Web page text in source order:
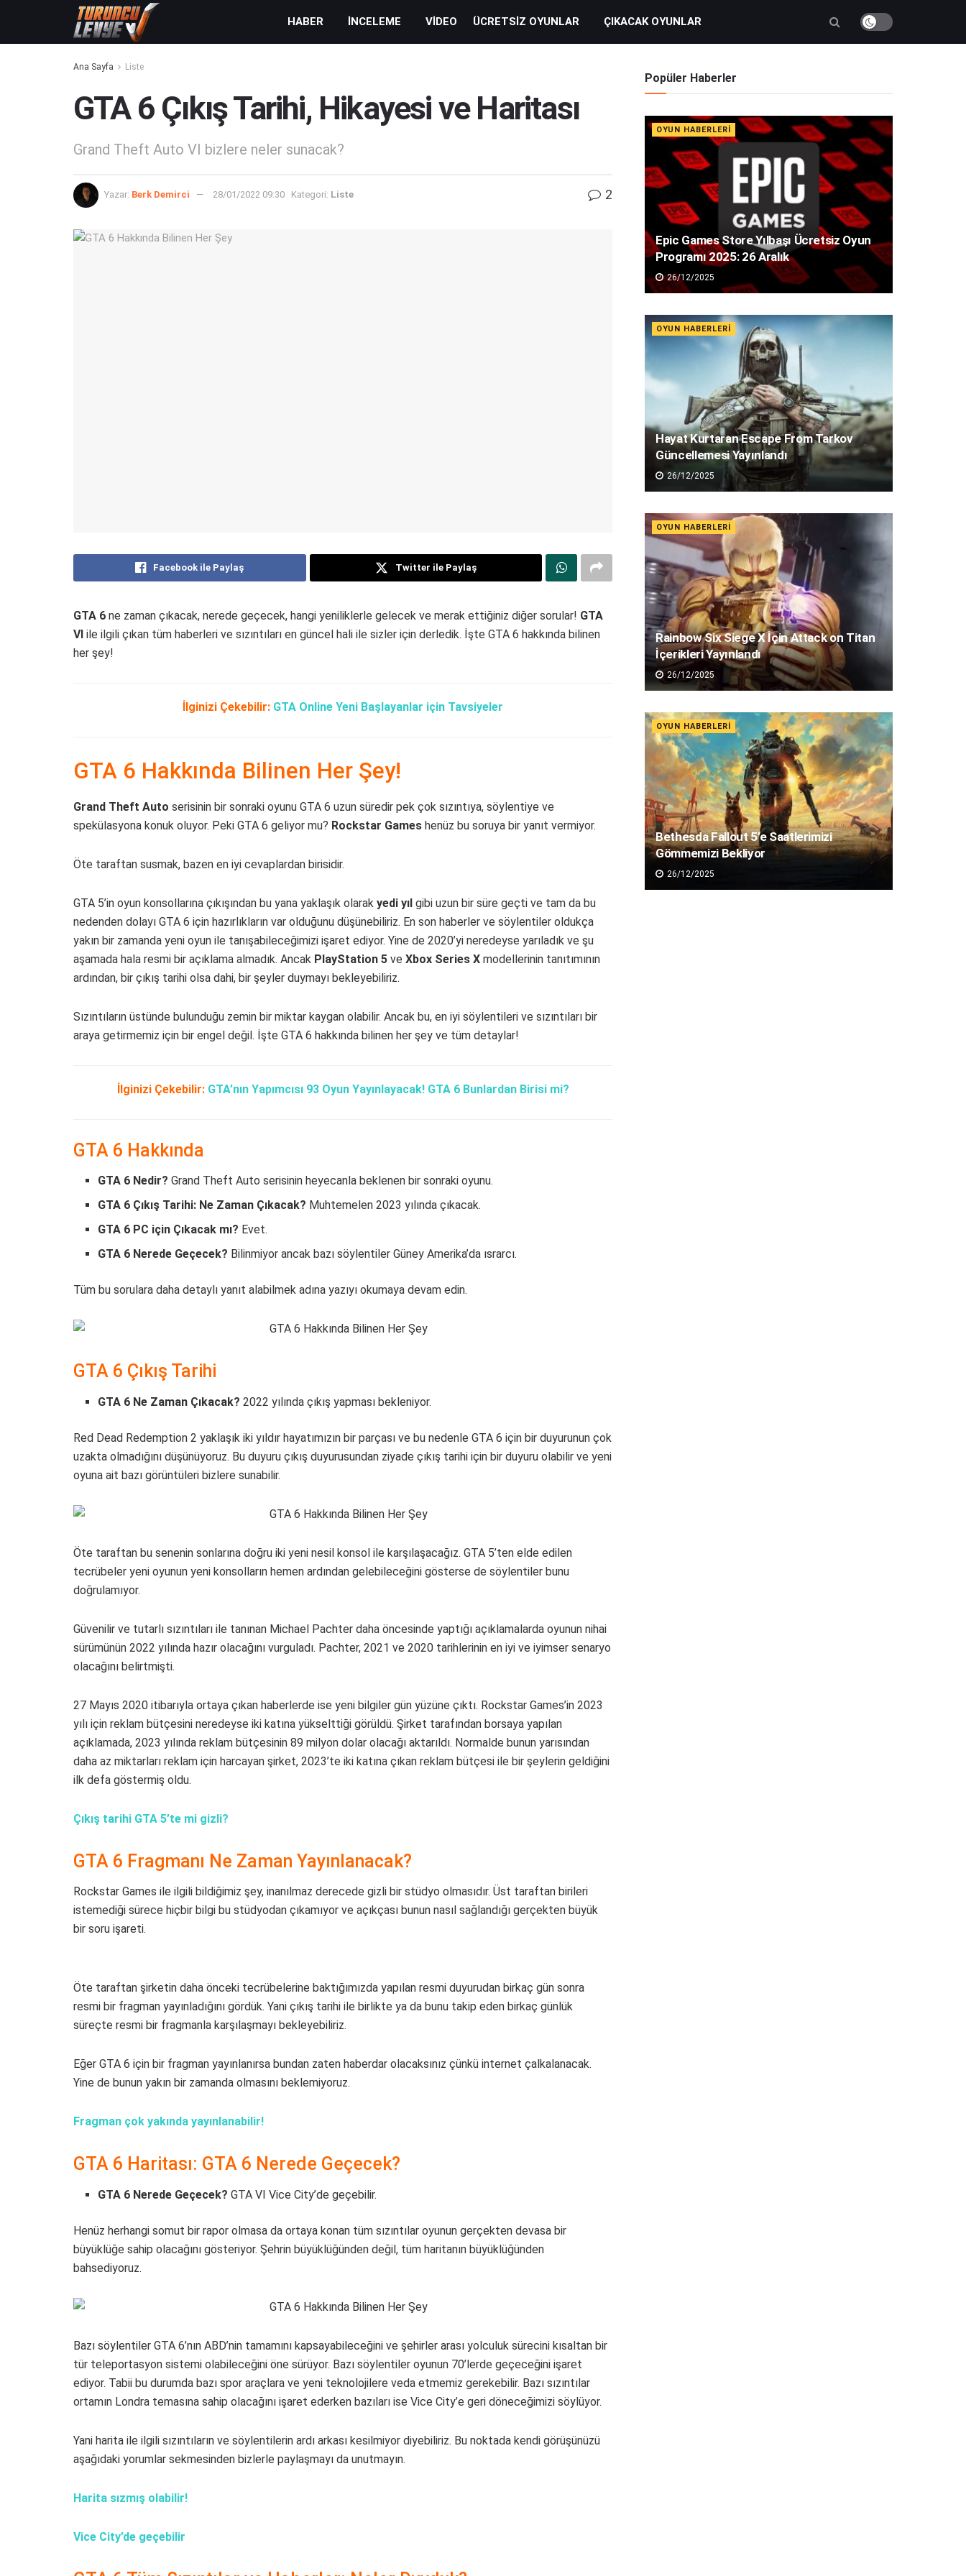
HABER İNCELEME VIDEO ÜCRETSIZ OYUNLAR ÇIKACAK OYUNLAR
Ana Sayfa Liste
GTA 6 Çıkış Tarihi, Hikayesi ve Haritası
Grand Theft Auto VI bizlere neler sunacak?
Yazar: Berk Demirci 28/01/2022 09:30 Kategori: Liste 2
Facebook ile Paylaş Twitter ile Paylaş
GTA 6 ne zaman çıkacak, nerede geçecek, hangi yeniliklerle gelecek ve merak ettiğiniz diğer sorular! GTA
VI ile ilgili çıkan tüm haberleri ve sızıntıları en güncel hali ile sizler için derledik. İşte GTA 6 hakkında bilinen
her şey!
İlginizi Çekebilir: GTA Online Yeni Başlayanlar için Tavsiyeler
GTA 6 Hakkında Bilinen Her Şey!
Grand Theft Auto serisinin bir sonraki oyunu GTA 6 uzun süredir pek çok sızıntıya, söylentiye ve
spekülasyona konuk oluyor. Peki GTA 6 geliyor mu? Rockstar Games henüz bu soruya bir yanıt vermiyor.
Öte taraftan susmak, bazen en iyi cevaplardan birisidir.
GTA 5’in oyun konsollarına çıkışından bu yana yaklaşık olarak yedi yıl gibi uzun bir süre geçti ve tam da bu
nedenden dolayı GTA 6 için hazırlıkların var olduğunu düşünebiliriz. En son haberler ve söylentiler oldukça
yakın bir zamanda yeni oyun ile tanışabileceğimizi işaret ediyor. Yine de 2020’yi neredeyse yarıladık ve şu
aşamada hala resmi bir açıklama almadık. Ancak PlayStation 5 ve Xbox Series X modellerinin tanıtımının
ardından, bir çıkış tarihi olsa dahi, bir şeyler duymayı bekleyebiliriz.
Sızıntıların üstünde bulunduğu zemin bir miktar kaygan olabilir. Ancak bu, en iyi söylentileri ve sızıntıları bir
araya getirmemiz için bir engel değil. İşte GTA 6 hakkında bilinen her şey ve tüm detaylar!
İlginizi Çekebilir: GTA’nın Yapımcısı 93 Oyun Yayınlayacak! GTA 6 Bunlardan Birisi mi?
GTA 6 Hakkında
GTA 6 Nedir? Grand Theft Auto serisinin heyecanla beklenen bir sonraki oyunu.
GTA 6 Çıkış Tarihi: Ne Zaman Çıkacak? Muhtemelen 2023 yılında çıkacak.
GTA 6 PC için Çıkacak mı? Evet.
GTA 6 Nerede Geçecek? Bilinmiyor ancak bazı söylentiler Güney Amerika’da ısrarcı.
Tüm bu sorulara daha detaylı yanıt alabilmek adına yazıyı okumaya devam edin.
GTA 6 Çıkış Tarihi
GTA 6 Ne Zaman Çıkacak? 2022 yılında çıkış yapması bekleniyor.
Red Dead Redemption 2 yaklaşık iki yıldır hayatımızın bir parçası ve bu nedenle GTA 6 için bir duyurunun çok
uzakta olmadığını düşünüyoruz. Bu duyuru çıkış duyurusundan ziyade çıkış tarihi için bir duyuru olabilir ve yeni
oyuna ait bazı görüntüleri bizlere sunabilir.
Öte taraftan bu senenin sonlarına doğru iki yeni nesil konsol ile karşılaşacağız. GTA 5’ten elde edilen
tecrübeler yeni oyunun yeni konsolların hemen ardından gelebileceğini gösterse de söylentiler bunu
doğrulamıyor.
Güvenilir ve tutarlı sızıntıları ile tanınan Michael Pachter daha öncesinde yaptığı açıklamalarda oyunun nihai
sürümünün 2022 yılında hazır olacağını vurguladı. Pachter, 2021 ve 2020 tarihlerinin en iyi ve iyimser senaryo
olacağını belirtmişti.
27 Mayıs 2020 itibarıyla ortaya çıkan haberlerde ise yeni bilgiler gün yüzüne çıktı. Rockstar Games’in 2023
yılı için reklam bütçesini neredeyse iki katına yükselttiği görüldü. Şirket tarafından borsaya yapılan
açıklamada, 2023 yılında reklam bütçesinin 89 milyon dolar olacağı aktarıldı. Normalde bunun yarısından
daha az miktarları reklam için harcayan şirket, 2023’te iki katına çıkan reklam bütçesi ile bir şeylerin geldiğini
ilk defa göstermiş oldu.
Çıkış tarihi GTA 5’te mi gizli?
GTA 6 Fragmanı Ne Zaman Yayınlanacak?
Rockstar Games ile ilgili bildiğimiz şey, inanılmaz derecede gizli bir stüdyo olmasıdır. Üst taraftan birileri
istemediği sürece hiçbir bilgi bu stüdyodan çıkamıyor ve açıkçası bunun nasıl sağlandığı gerçekten büyük
bir soru işareti.
Öte taraftan şirketin daha önceki tecrübelerine baktığımızda yapılan resmi duyurudan birkaç gün sonra
resmi bir fragman yayınladığını gördük. Yani çıkış tarihi ile birlikte ya da bunu takip eden birkaç günlük
süreçte resmi bir fragmanla karşılaşmayı bekleyebiliriz.
Eğer GTA 6 için bir fragman yayınlanırsa bundan zaten haberdar olacaksınız çünkü internet çalkalanacak.
Yine de bunun yakın bir zamanda olmasını beklemiyoruz.
Fragman çok yakında yayınlanabilir!
GTA 6 Haritası: GTA 6 Nerede Geçecek?
GTA 6 Nerede Geçecek? GTA VI Vice City’de geçebilir.
Henüz herhangi somut bir rapor olmasa da ortaya konan tüm sızıntılar oyunun gerçekten devasa bir
büyüklüğe sahip olacağını gösteriyor. Şehrin büyüklüğünden değil, tüm haritanın büyüklüğünden
bahsediyoruz.
Bazı söylentiler GTA 6’nın ABD’nin tamamını kapsayabileceğini ve şehirler arası yolculuk sürecini kısaltan bir
tür teleportasyon sistemi olabileceğini öne sürüyor. Bazı söylentiler oyunun 70’lerde geçeceğini işaret
ediyor. Tabii bu durumda bazı spor araçlara ve yeni teknolojilere veda etmemiz gerekebilir. Bazı sızıntılar
ortamın Londra temasına sahip olacağını işaret ederken bazıları ise Vice City’e geri döneceğimizi söylüyor.
Yani harita ile ilgili sızıntıların ve söylentilerin ardı arkası kesilmiyor diyebiliriz. Bu noktada kendi görüşünüzü
aşağıdaki yorumlar sekmesinden bizlerle paylaşmayı da unutmayın.
Harita sızmış olabilir!
Vice City’de geçebilir
Popüler Haberler
OYUN HABERLERI
Epic Games Store Yılbaşı Ücretsiz Oyun
Programı 2025: 26 Aralık
26/12/2025
OYUN HABERLERI
Hayat Kurtaran Escape From Tarkov
Güncellemesi Yayınlandı
26/12/2025
OYUN HABERLERI
Rainbow Six Siege X İçin Attack on Titan
İçerikleri Yayınlandı
26/12/2025
OYUN HABERLERI
Bethesda Fallout 5’e Saatlerimizi
Gömmemizi Bekliyor
26/12/2025